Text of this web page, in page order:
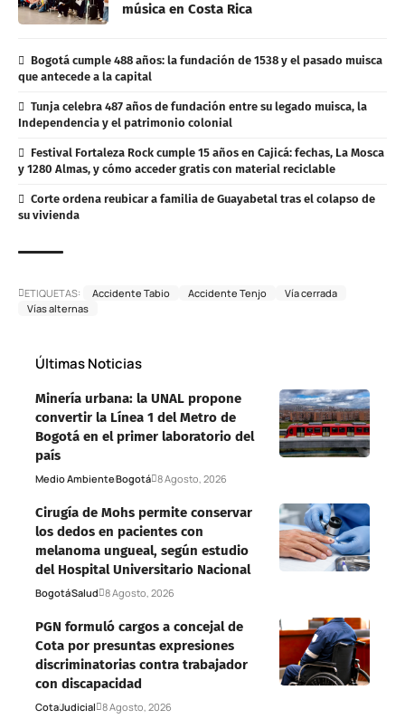
música en Costa Rica
Bogotá cumple 488 años: la fundación de 1538 y el pasado muisca
que antecede a la capital
Tunja celebra 487 años de fundación entre su legado muisca, la
Independencia y el patrimonio colonial
Festival Fortaleza Rock cumple 15 años en Cajicá: fechas, La Mosca
y 1280 Almas, y cómo acceder gratis con material reciclable
Corte ordena reubicar a familia de Guayabetal tras el colapso de
su vivienda
ETIQUETAS: Accidente Tabio Accidente Tenjo
Vía cerrada
Vías alternas
Últimas Noticias
Minería urbana: la UNAL propone
convertir la Línea 1 del Metro de
Bogotá en el primer laboratorio del
país
Medio AmbienteBogotá 8 Agosto, 2026
Cirugía de Mohs permite conservar
los dedos en pacientes con
melanoma ungueal, según estudio
del Hospital Universitario Nacional
BogotáSalud 8 Agosto, 2026
PGN formuló cargos a concejal de
Cota por presuntas expresiones
discriminatorias contra trabajador
con discapacidad
CotaJudicial 8 Agosto, 2026